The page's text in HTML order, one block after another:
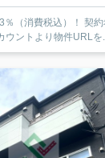
！ 契約希望の物件があり
ウントより物件URLを